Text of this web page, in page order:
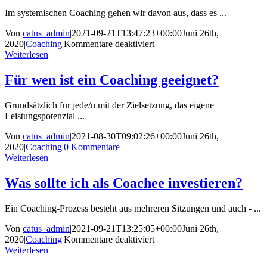
ich
soll,
um
zu
lösen?
Im systemischen Coaching gehen wir davon aus, dass es ...
Von catus_admin|2021-09-21T13:47:23+00:00Juni 26th,
2020|Coaching|Kommentare deaktiviertfür
systemisches
Coaching?
Weiterlesen
Für wen ist ein Coaching geeignet?
Grundsätzlich für jede/n mit der Zielsetzung, das eigene
Leistungspotenzial ...
Von catus_admin|2021-08-30T09:02:26+00:00Juni 26th,
2020|Coaching|0 Kommentare
Weiterlesen
Was sollte ich als Coachee investieren?
Ein Coaching-Prozess besteht aus mehreren Sitzungen und auch - ...
Von catus_admin|2021-09-21T13:25:05+00:00Juni 26th,
2020|Coaching|Kommentare deaktiviertfür
Weiterlesen